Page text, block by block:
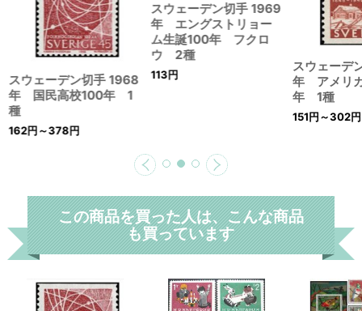
スウェーデン切手 1968
年 国民高校100年 1
種
162円～378円
スウェーデン切手 1969
年 エングストリョー
ム生誕100年 フクロ
ウ 2種
113円
スウェーデ
年 アメリ
年 1種
151円～302円
この商品を買った人は、こんな商品
も買っています